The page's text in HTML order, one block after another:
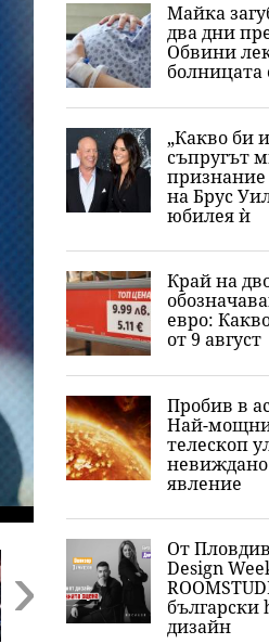
Майка
два дни
Обвини
болницата
„Какво би
съпругът
признание
на Брус
юбилея ѝ
Край на
евро:
от 9 август
Пробив в
Най-
телескоп
невиждано
явление
От
Design
български
дизайн